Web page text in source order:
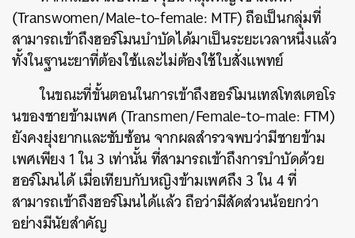
(Transwomen/Male-to-female: MTF) ถือเป็นกลุ่มที่
สามารถเข้าถึงฮอร์โมนบำบัดได้มาเป็นระยะเวลาหนึ่งแล้ว
ทั้งในฐานะยาที่ต้องใช้และไม่ต้องใช้ใบสั่งแพทย์
ในขณะที่ขั้นตอนในการเข้าถึงฮอร์โมนเทสโทสเตอโร
นของชายข้ามเพศ (Transmen/Female-to-male: FTM)
ยังคงยุ่งยากและซับซ้อน จากผลสำรวจพบว่ามีชายข้าม
เพศเพียง 1 ใน 3 เท่านั้น ที่สามารถเข้าถึงการบำบัดด้วย
ฮอร์โมนได้ เมื่อเทียบกับหญิงข้ามเพศถึง 3 ใน 4 ที่
สามารถเข้าถึงฮอร์โมนได้แล้ว ถือว่ามีสัดส่วนน้อยกว่า
อย่างมีนัยสำคัญ